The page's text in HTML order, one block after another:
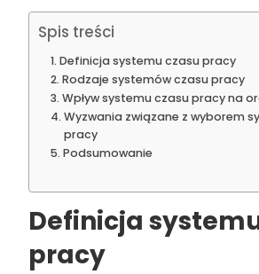
Spis treści
Definicja systemu czasu pracy
Rodzaje systemów czasu pracy
Wpływ systemu czasu pracy na
Wyzwania związane z wyborem
pracy
Podsumowanie
Definicja
pracy